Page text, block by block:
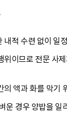
적 수련 없이
이므로 전문 사
액과 화를 막기
경우 양밥을